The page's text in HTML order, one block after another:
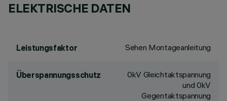
ELEKTRISCHE DATEN
Leistungsfaktor Sehen Montageanleitung
Überspannungsschutz
0kV Gleichtaktspannung
und 0kV
Gegentaktspannung